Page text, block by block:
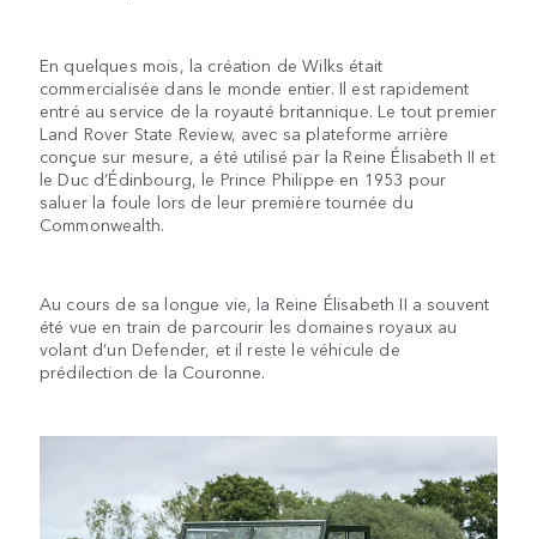
En quelques mois, la création de Wilks était
commercialisée dans le monde entier. Il est rapidement
entré au service de la royauté britannique. Le tout premier
Land Rover State Review, avec sa plateforme arrière
conçue sur mesure, a été utilisé par la Reine Élisabeth II et
le Duc d’Édinbourg, le Prince Philippe en 1953 pour
saluer la foule lors de leur première tournée du
Commonwealth.
Au cours de sa longue vie, la Reine Élisabeth II a souvent
été vue en train de parcourir les domaines royaux au
volant d’un Defender, et il reste le véhicule de
prédilection de la Couronne.